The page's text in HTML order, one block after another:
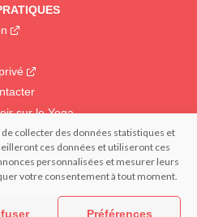
collecter des données statistiques et
ces données et utiliseront ces
personnalisées et mesurer leurs
votre consentement à tout moment.
Préférences
sur le Yoga
| Tous droits réservés – Reproduction
Agence digitale
personnelles Mentions légales
de cookies (EU)